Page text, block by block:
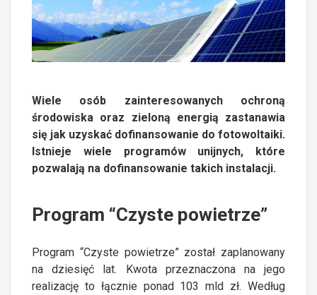
Wiele osób zainteresowanych ochroną
środowiska oraz zieloną energią zastanawia
się jak uzyskać dofinansowanie do fotowoltaiki.
Istnieje wiele programów unijnych, które
pozwalają na dofinansowanie takich instalacji.
Program “Czyste powietrze”
Program “Czyste powietrze” został zaplanowany
na dziesięć lat. Kwota przeznaczona na jego
realizację to łącznie ponad 103 mld zł. Według